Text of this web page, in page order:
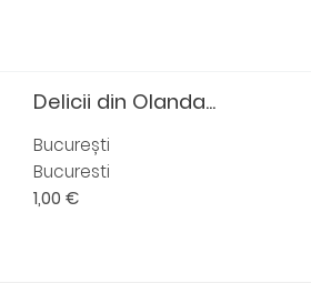
Delicii din Olanda...
București
Bucuresti
1,00 €